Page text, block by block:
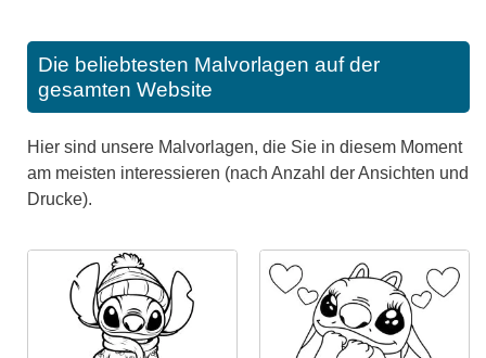
Die beliebtesten Malvorlagen auf der
gesamten Website
Hier sind unsere Malvorlagen, die Sie in diesem Moment
am meisten interessieren (nach Anzahl der Ansichten und
Drucke).